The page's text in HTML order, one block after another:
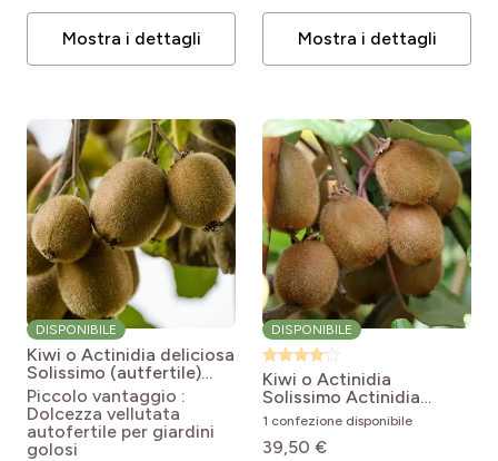
Mostra i dettagli Mostra i dettagli
DISPONIBILE
Kiwi o Actinidia deliciosa
Solissimo (autfertile)
Actinidia chinensis
Solissimo® Bio
Piccolo vantaggio :
Dolcezza vellutata
autofertile per giardini
golosi
DISPONIBILE
Kiwi o Actinidia
Solissimo Actinidia
chinensis Solissimo®
'Renact'
1 confezione disponibile
39,50 €